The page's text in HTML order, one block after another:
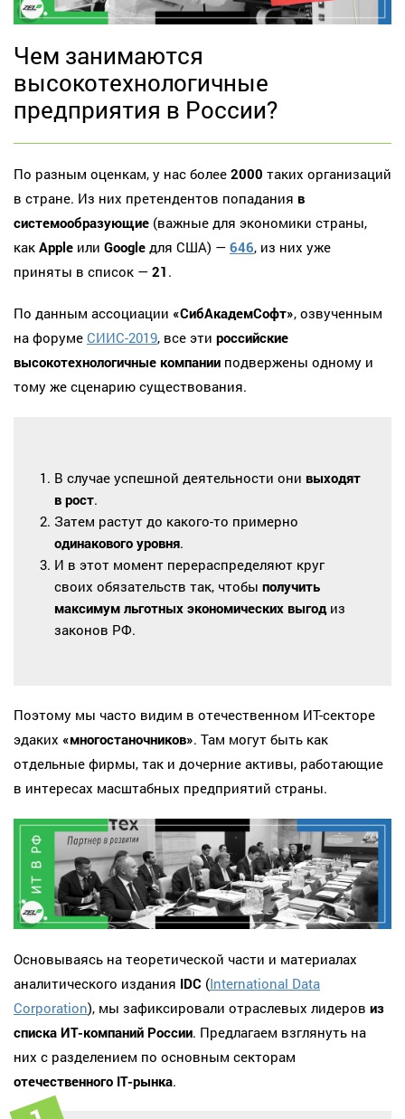
Чем занимаются
высокотехнологичные
предприятия в России?
По разным оценкам, у нас более 2000 таких организаций
в стране. Из них претендентов попадания в
системообразующие (важные для экономики страны,
как Apple или Google для США) — 646, из них уже
приняты в список — 21 .
По данным ассоциации «СибАкадемСофт», озвученным
на форуме СИИС-2019, все эти российские
высокотехнологичные компании подвержены одному и
тому же сценарию существования.
В случае успешной деятельности они выходят
в рост.
Затем растут до какого-то примерно
одинакового уровня.
И в этот момент перераспределяют круг
своих обязательств так, чтобы получить
максимум льготных экономических выгодиз
законов РФ.
Поэтому мы часто видим в отечественном ИТ-секторе
эдаких «многостаночников». Там могут быть как
отдельные фирмы, так и дочерние активы, работающие
в интересах масштабных предприятий страны.
Основываясь на теоретической части и материалах
аналитического издания IDC (International Data
Corporation), мы зафиксировали отраслевых лидеров из
списка ИТ-компаний России. Предлагаем взглянуть на
них с разделением по основным секторам
отечественного IT-рынка.